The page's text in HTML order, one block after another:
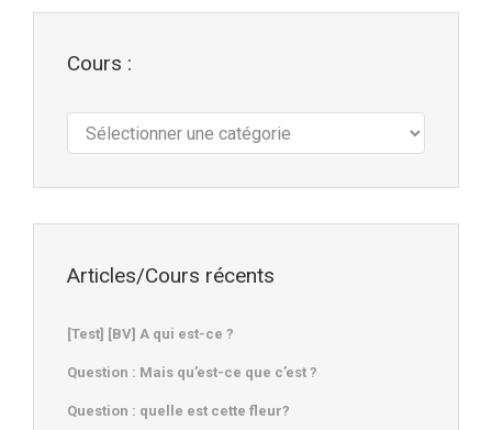
Cours :
Articles/Cours récents
[Test] [BV] A qui est-ce ?
Question : Mais qu’est-ce que c’est ?
Question : quelle est cette fleur?